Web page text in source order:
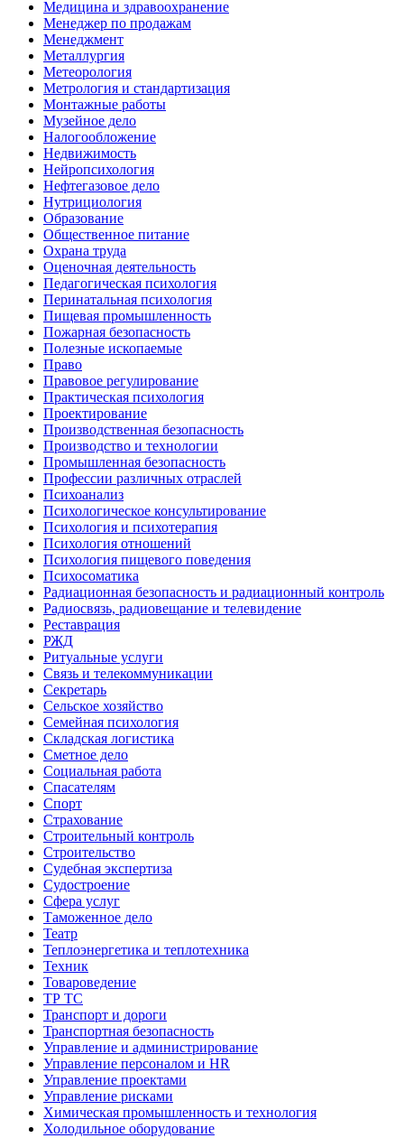
Медицина и здравоохранение
Менеджер по продажам
Менеджмент
Металлургия
Метеорология
Метрология и стандартизация
Монтажные работы
Музейное дело
Налогообложение
Недвижимость
Нейропсихология
Нефтегазовое дело
Нутрициология
Образование
Общественное питание
Охрана труда
Оценочная деятельность
Педагогическая психология
Перинатальная психология
Пищевая промышленность
Пожарная безопасность
Полезные ископаемые
Право
Правовое регулирование
Практическая психология
Проектирование
Производственная безопасность
Производство и технологии
Промышленная безопасность
Профессии различных отраслей
Психоанализ
Психологическое консультирование
Психология и психотерапия
Психология отношений
Психология пищевого поведения
Психосоматика
Радиационная безопасность и радиационный контроль
Радиосвязь, радиовещание и телевидение
Реставрация
РЖД
Ритуальные услуги
Связь и телекоммуникации
Секретарь
Сельское хозяйство
Семейная психология
Складская логистика
Сметное дело
Социальная работа
Спасателям
Спорт
Страхование
Строительный контроль
Строительство
Судебная экспертиза
Судостроение
Сфера услуг
Таможенное дело
Театр
Теплоэнергетика и теплотехника
Техник
Товароведение
ТР ТС
Транспорт и дороги
Транспортная безопасность
Управление и администрирование
Управление персоналом и HR
Управление проектами
Управление рисками
Химическая промышленность и технология
Холодильное оборудование